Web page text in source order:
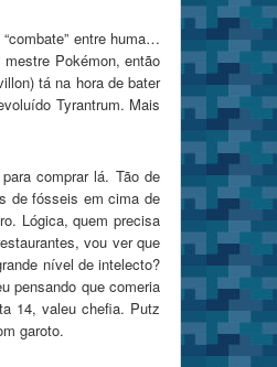
entre huma…
Pokémon, então
tá na hora de bater
Tyrantrum. Mais
comprar lá. Tão de
de fósseis em cima de
Lógica, quem precisa
vou ver que
nível de intelecto?
pensando que comeria
14, valeu chefia. Putz
garoto.